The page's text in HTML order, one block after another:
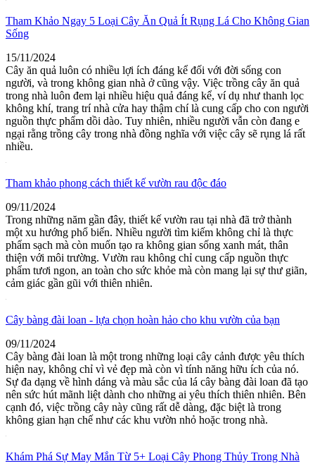
Tham Khảo Ngay 5 Loại Cây Ăn Quả Ít Rụng Lá Cho Không Gian
Sống
15/11/2024
Cây ăn quả luôn có nhiều lợi ích đáng kể đối với đời sống con
người, và trong không gian nhà ở cũng vậy. Việc trồng cây ăn quả
trong nhà luôn đem lại nhiều hiệu quả đáng kể, ví dụ như thanh lọc
không khí, trang trí nhà cửa hay thậm chí là cung cấp cho con người
nguồn thực phẩm dồi dào. Tuy nhiên, nhiều người vẫn còn đang e
ngại rằng trồng cây trong nhà đồng nghĩa với việc cây sẽ rụng lá rất
nhiều.
Tham khảo phong cách thiết kế vườn rau độc đáo
09/11/2024
Trong những năm gần đây, thiết kế vườn rau tại nhà đã trở thành
một xu hướng phổ biến. Nhiều người tìm kiếm không chỉ là thực
phẩm sạch mà còn muốn tạo ra không gian sống xanh mát, thân
thiện với môi trường. Vườn rau không chỉ cung cấp nguồn thực
phẩm tươi ngon, an toàn cho sức khỏe mà còn mang lại sự thư giãn,
cảm giác gần gũi với thiên nhiên.
Cây bàng đài loan - lựa chọn hoàn hảo cho khu vườn của bạn
09/11/2024
Cây bàng đài loan là một trong những loại cây cảnh được yêu thích
hiện nay, không chỉ vì vẻ đẹp mà còn vì tính năng hữu ích của nó.
Sự đa dạng về hình dáng và màu sắc của lá cây bàng đài loan đã tạo
nên sức hút mãnh liệt dành cho những ai yêu thích thiên nhiên. Bên
cạnh đó, việc trồng cây này cũng rất dễ dàng, đặc biệt là trong
không gian hạn chế như các khu vườn nhỏ hoặc trong nhà.
Khám Phá Sự May Mắn Từ 5+ Loại Cây Phong Thủy Trong Nhà